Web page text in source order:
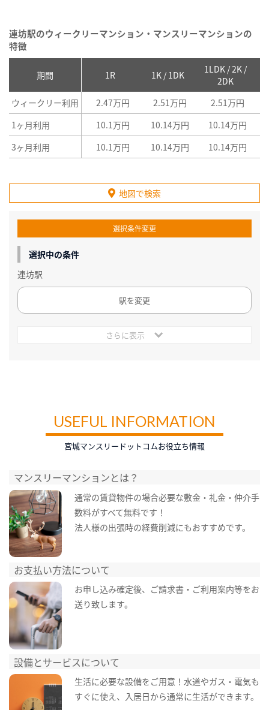
連坊駅のウィークリーマンション・マンスリーマンションの
特徴
期間 1R 1K / 1DK
1LDK / 2K /
2DK
ウィークリー利用 2.47万円 2.51万円 2.51万円
1ヶ月利用
10.1万円 10.14万円 10.14万円
3ヶ月利用
10.1万円 10.14万円 10.14万円
地図で検索
選択条件変更
選択中の条件
連坊駅
駅を変更
さらに表示
USEFUL INFORMATION
宮城マンスリードットコムお役立ち情報
マンスリーマンションとは？
通常の賃貸物件の場合必要な敷金・礼金・仲介手
数料がすべて無料です！
法人様の出張時の経費削減にもおすすめです。
お支払い方法について
お申し込み確定後、ご請求書・ご利用案内等をお
送り致します。
設備とサービスについて
生活に必要な設備をご用意！水道やガス・電気も
すぐに使え、入居日から通常に生活ができます。